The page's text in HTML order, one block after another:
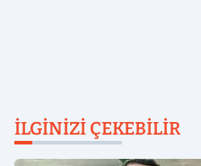
İLGINIZI ÇEKEBILIR